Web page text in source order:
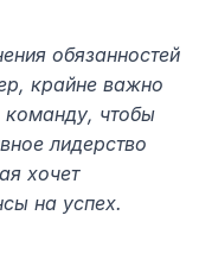
обязанностей
крайне важно
команду, чтобы
лидерство
хочет
на успех.